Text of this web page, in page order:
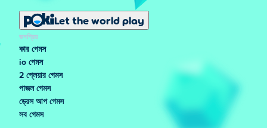
Let the world play
জনপ্রিয়
কার গেমস
io গেমস
2 প্লেয়ার গেমস
পাজল গেমস
ড্রেস আপ গেমস
সব গেমস